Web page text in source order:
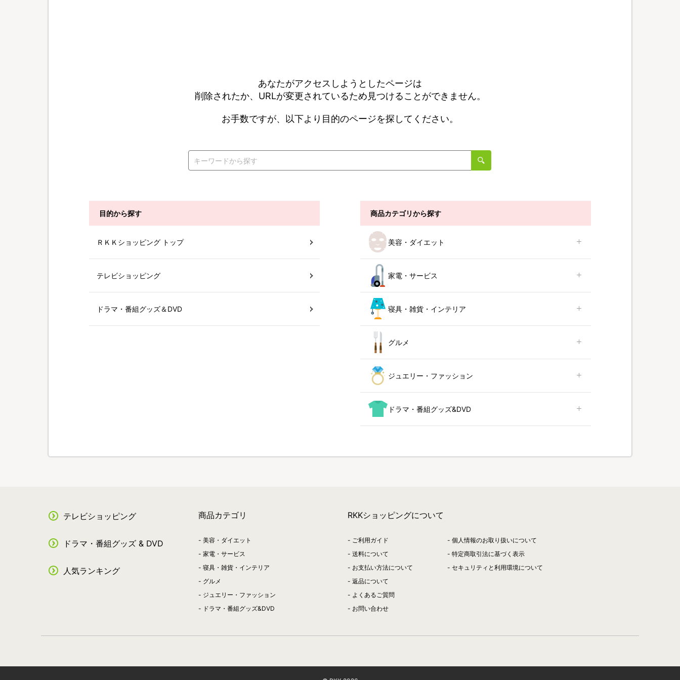
あなたがアクセスしようとしたページは
削除されたか、URLが変更されているため見つけることができません。
お手数ですが、以下より目的のページを探してください。
目的から探す
ＲＫＫショッピング トップ
テレビショッピング
ドラマ・番組グッズ＆DVD
商品カテゴリから探す
美容・ダイエット
家電・サービス
寝具・雑貨・インテリア
グルメ
ジュエリー・ファッション
ドラマ・番組グッズ&DVD
テレビショッピング
ドラマ・番組グッズ & DVD
人気ランキング
商品カテゴリ
美容・ダイエット
家電・サービス
寝具・雑貨・インテリア
グルメ
ジュエリー・ファッション
ドラマ・番組グッズ&DVD
RKKショッピングについて
ご利用ガイド
送料について
お支払い方法について
返品について
よくあるご質問
お問い合わせ
個人情報のお取り扱いについて
特定商取引法に基づく表示
セキュリティと利用環境について